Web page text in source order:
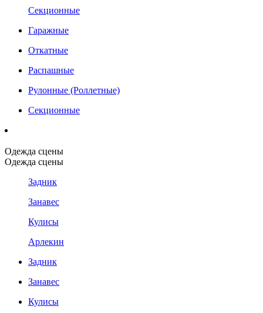
Секционные
Гаражные
Откатные
Распашные
Рулонные (Роллетные)
Секционные
Одежда сцены
Одежда сцены
Задник
Занавес
Кулисы
Арлекин
Задник
Занавес
Кулисы